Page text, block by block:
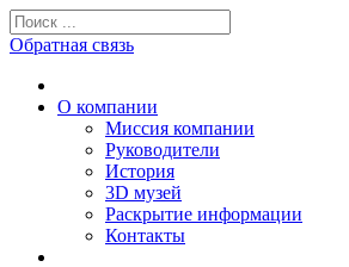
Обратная связь
О компании
Миссия компании
Руководители
История
3D музей
Раскрытие информации
Контакты